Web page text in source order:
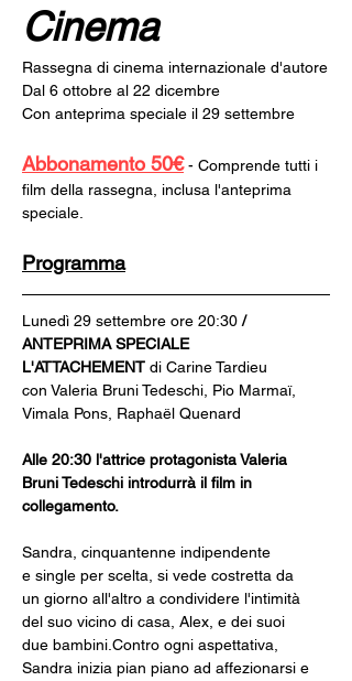
Cinema
Rassegna di cinema internazionale d'autore
Dal 6 ottobre al 22 dicembre
Con anteprima speciale il 29 settembre
Abbonamento 50€ - Comprende tutti i
film della rassegna, inclusa l'anteprima
speciale.
Programma
Lunedì 29 settembre ore 20:30 /
ANTEPRIMA SPECIALE
L'ATTACHEMENT di Carine Tardieu
con Valeria Bruni Tedeschi, Pio Marmaï,
Vimala Pons, Raphaël Quenard
Alle 20:30 l'attrice protagonista Valeria
Bruni Tedeschi introdurrà il film in
collegamento.
Sandra, cinquantenne indipendente
e single per scelta, si vede costretta da
un giorno all'altro a condividere l'intimità
del suo vicino di casa, Alex, e dei suoi
due bambini.Contro ogni aspettativa,
Sandra inizia pian piano ad affezionarsi e